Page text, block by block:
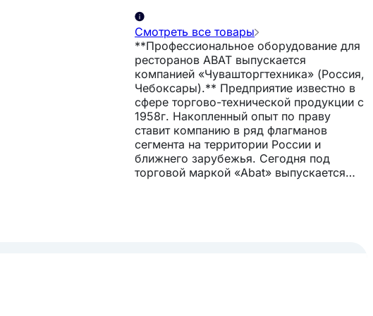
Смотреть все товары
**Профессиональное оборудование для
ресторанов ABAT выпускается
компанией «Чувашторгтехника» (Россия,
Чебоксары).** Предприятие известно в
сфере торгово-технической продукции с
1958г. Накопленный опыт по праву
ставит компанию в ряд флагманов
сегмента на территории России и
ближнего зарубежья. Сегодня под
торговой маркой «Abat» выпускается